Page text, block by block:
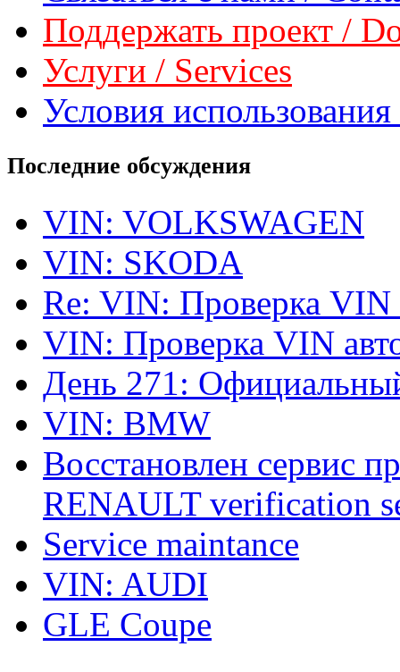
Поддержать проект /
Услуги / Services
Условия
Последние обсуждения
VIN: VOLKSWAGEN
VIN: SKODA
Re: VIN: Проверка VIN
VIN: Проверка VIN
День 271:
VIN: BMW
Восстановлен сервис
RENAULT verification
Service maintance
VIN: AUDI
GLE Coupe